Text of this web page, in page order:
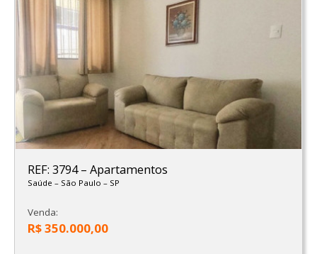
REF: 3794– Apartamentos
Saúde – São Paulo – SP
Venda:
R$ 350.000,00